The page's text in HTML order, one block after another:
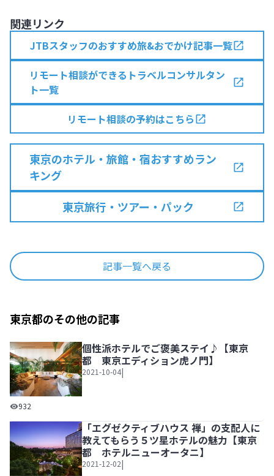
関連リンク
JTBスタッフのおすすめ旅&おでかけ記事一覧
リモート相談ができるトラベルコンサルタン
ト一覧
リモート相談の予約はこちら
東京のホテル・旅館・宿おすすめラン
キング
東京旅行・ツアー・パック
記事一覧へ戻る
東京都のその他の記事
個性派ホテルでご褒美ステイ♪【東京都 東京エディショ
932
個性派ホテルでご褒美ステイ♪【東京
都 東京エディション虎ノ門】
2021-10-04|
「エグゼクティブハウス 禅」の支配人に
教えてもらう５ツ星ホテルの魅力【東京
都 ホテルニューオータニ】
2021-12-02|